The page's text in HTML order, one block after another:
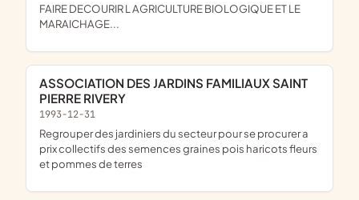
FAIRE DECOURIR L AGRICULTURE BIOLOGIQUE ET LE
MARAICHAGE...
ASSOCIATION DES JARDINS FAMILIAUX SAINT
PIERRE RIVERY
1993-12-31
regrouper des jardiniers du secteur pour se procurer a
prix collectifs des semences graines pois haricots fleurs
et pommes de terres